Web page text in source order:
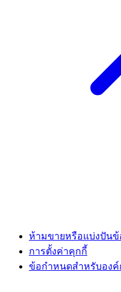
ห้ามขายหรือแบ่งปัน
การตั้งค่าคุกกี้
ข้อกำหนดสำหรับองค์